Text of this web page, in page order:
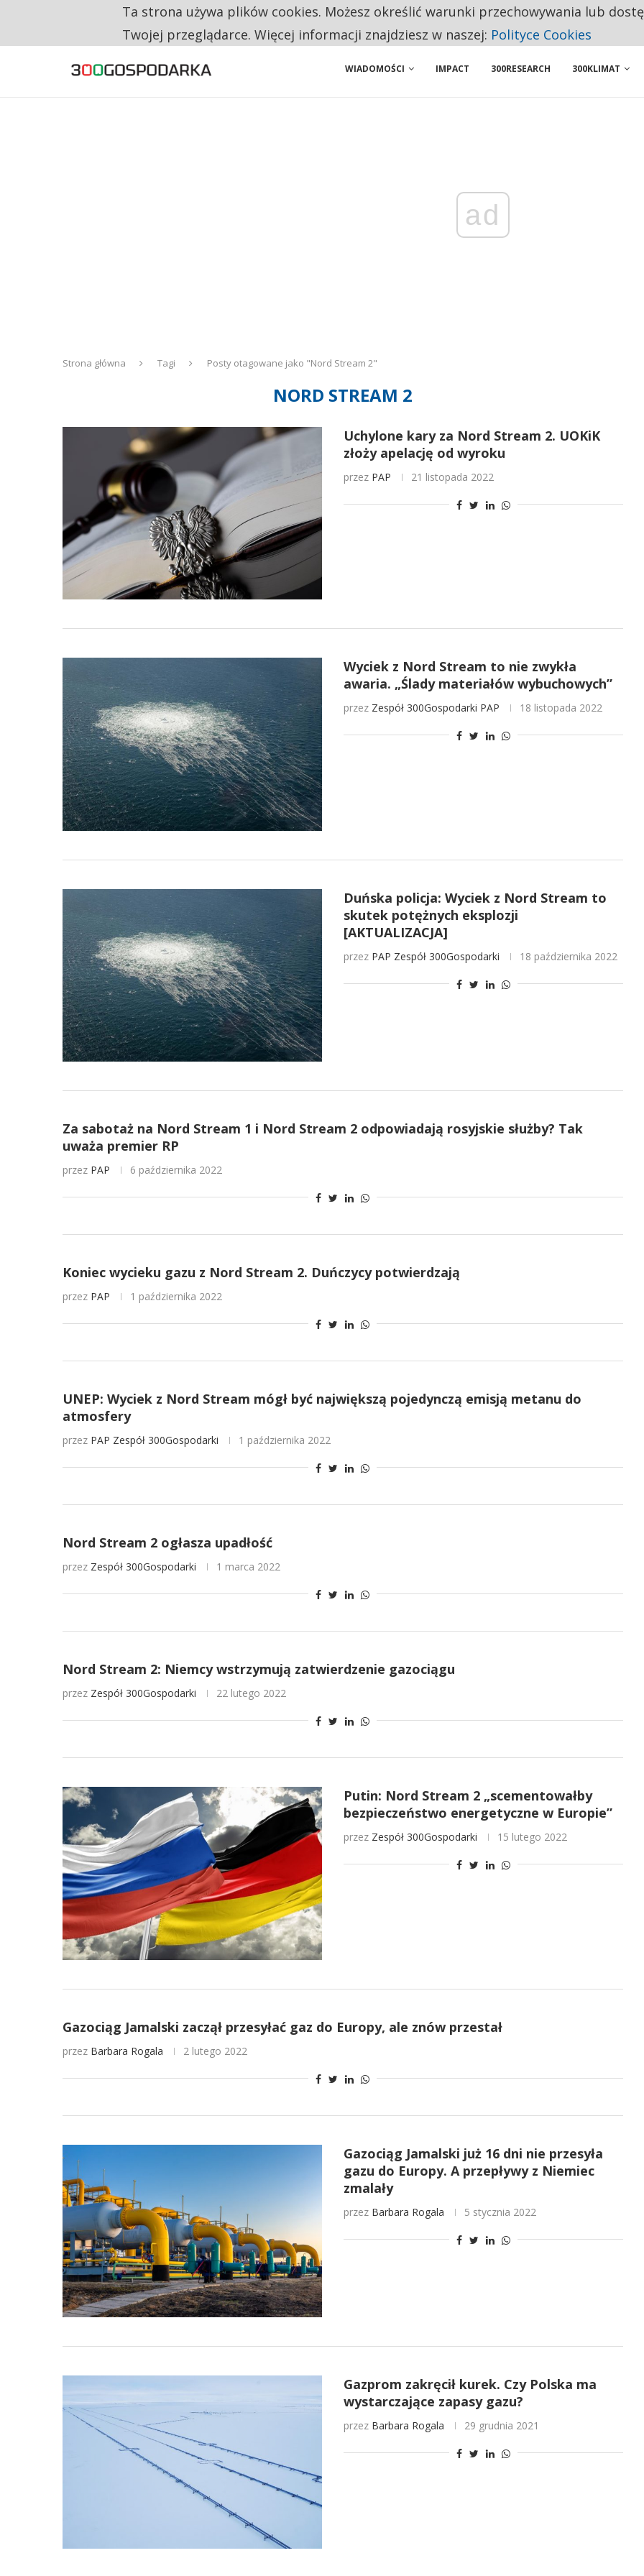
TRZECH NA CZTERECH PONOWNIE ZAŁOŻYŁOBY WŁASNĄ FIRMĘ. INNYM JUŻ TAK ŁATWO JEJ NIE POLECAJĄ
WIADOMOŚCI IMPACT 300RESEARCH 300KLIMAT
ad
Strona główna Tagi Posty otagowane jako "Nord Stream 2"
NORD STREAM 2
Uchylone kary za Nord Stream 2. UOKiK
złoży apelację od wyroku
przez PAP 21 listopada 2022
Wyciek z Nord Stream to nie zwykła
awaria. „Ślady materiałów wybuchowych”
przez Zespół 300Gospodarki PAP 18 listopada 2022
Duńska policja: Wyciek z Nord Stream to
skutek potężnych eksplozji
[AKTUALIZACJA]
przez PAP Zespół 300Gospodarki 18 października 2022
Za sabotaż na Nord Stream 1 i Nord Stream 2 odpowiadają rosyjskie służby? Tak
uważa premier RP
przez PAP 6 października 2022
Koniec wycieku gazu z Nord Stream 2. Duńczycy potwierdzają
przez PAP 1 października 2022
UNEP: Wyciek z Nord Stream mógł być największą pojedynczą emisją metanu do
atmosfery
przez PAP Zespół 300Gospodarki 1 października 2022
Nord Stream 2 ogłasza upadłość
przez Zespół 300Gospodarki 1 marca 2022
Nord Stream 2: Niemcy wstrzymują zatwierdzenie gazociągu
przez Zespół 300Gospodarki 22 lutego 2022
Putin: Nord Stream 2 „scementowałby
bezpieczeństwo energetyczne w Europie”
przez Zespół 300Gospodarki 15 lutego 2022
Gazociąg Jamalski zaczął przesyłać gaz do Europy, ale znów przestał
przez Barbara Rogala 2 lutego 2022
Gazociąg Jamalski już 16 dni nie przesyła
gazu do Europy. A przepływy z Niemiec
zmalały
przez Barbara Rogala 5 stycznia 2022
Gazprom zakręcił kurek. Czy Polska ma
wystarczające zapasy gazu?
przez Barbara Rogala 29 grudnia 2021
Ta strona używa plików cookies. Możesz określić warunki przechowywania lub
Twojej przeglądarce. Więcej informacji znajdziesz w naszej: Polityce Cookies